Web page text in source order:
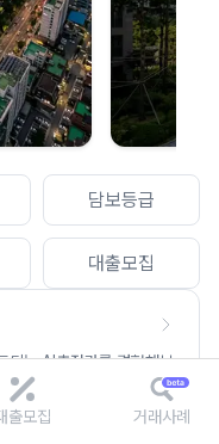
담보등급
대출모집
되는 AI추정가를 경험해보
출모집 거래사례